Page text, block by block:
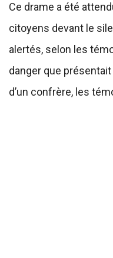
Ce drame a été
citoyens devant le
alertés, selon les
danger que
d’un confrère, les